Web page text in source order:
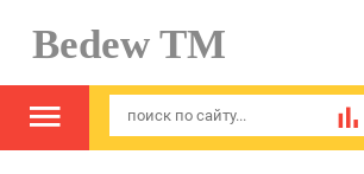
Bedew TM